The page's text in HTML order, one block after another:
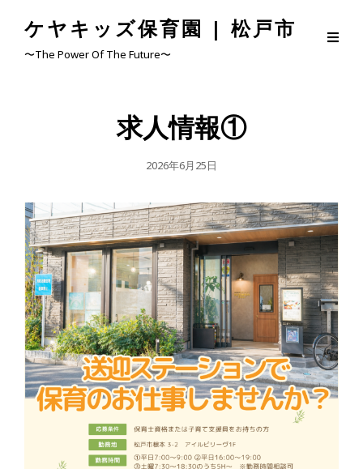
ケヤキッズ保育園 | 松戸市
〜The Power Of The Future〜
求人情報①
公
2026年6月25日